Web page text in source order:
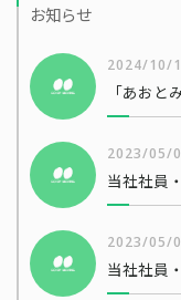
お知らせ
2024/10/
「あおと
2023/05/
2023/05/